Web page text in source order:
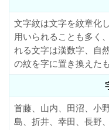
文字紋は文字を紋章化
用いられることも多く
れる文字は漢数字、自
の紋を字に置き換えた
首藤、山内、田沼、小
島、折井、幸田、長野